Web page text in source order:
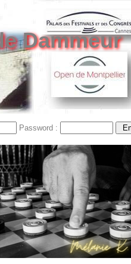
Dammeur
Password :